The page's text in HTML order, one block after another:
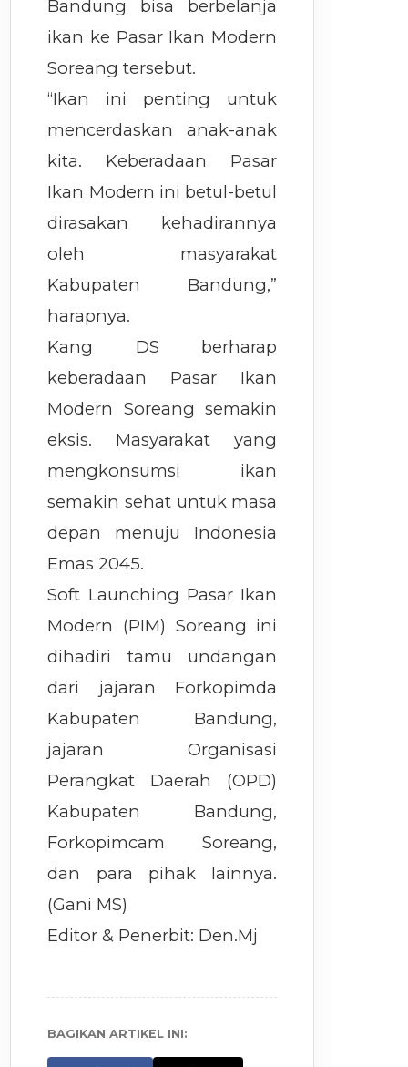
Bandung bisa berbelanja
ikan ke Pasar Ikan Modern
Soreang tersebut.
“Ikan ini penting untuk
mencerdaskan anak-anak
kita. Keberadaan Pasar
Ikan Modern ini betul-betul
dirasakan kehadirannya
oleh masyarakat
Kabupaten Bandung,”
harapnya.
Kang DS berharap
keberadaan Pasar Ikan
Modern Soreang semakin
eksis. Masyarakat yang
mengkonsumsi ikan
semakin sehat untuk masa
depan menuju Indonesia
Emas 2045.
Soft Launching Pasar Ikan
Modern (PIM) Soreang ini
dihadiri tamu undangan
dari jajaran Forkopimda
Kabupaten Bandung,
jajaran Organisasi
Perangkat Daerah (OPD)
Kabupaten Bandung,
Forkopimcam Soreang,
dan para pihak lainnya.
(Gani MS)
Editor & Penerbit: Den.Mj
BAGIKAN ARTIKEL INI: